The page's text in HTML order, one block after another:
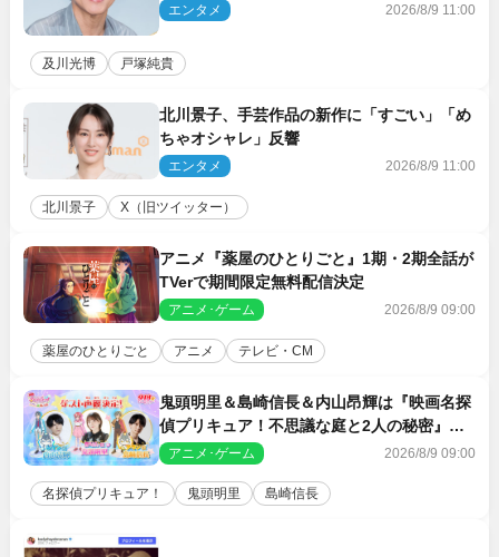
エンタメ 2026/8/9 11:00
及川光博 戸塚純貴
北川景子、手芸作品の新作に「すごい」「め
ちゃオシャレ」反響
エンタメ 2026/8/9 11:00
北川景子 X（旧ツイッター）
アニメ『薬屋のひとりごと』1期・2期全話が
TVerで期間限定無料配信決定
アニメ･ゲーム 2026/8/9 09:00
薬屋のひとりごと アニメ テレビ・CM
鬼頭明里＆島崎信長＆内山昂輝は『映画名探
偵プリキュア！不思議な庭と2人の秘密』ゲ
スト声優に決定
アニメ･ゲーム 2026/8/9 09:00
名探偵プリキュア！ 鬼頭明里 島崎信長